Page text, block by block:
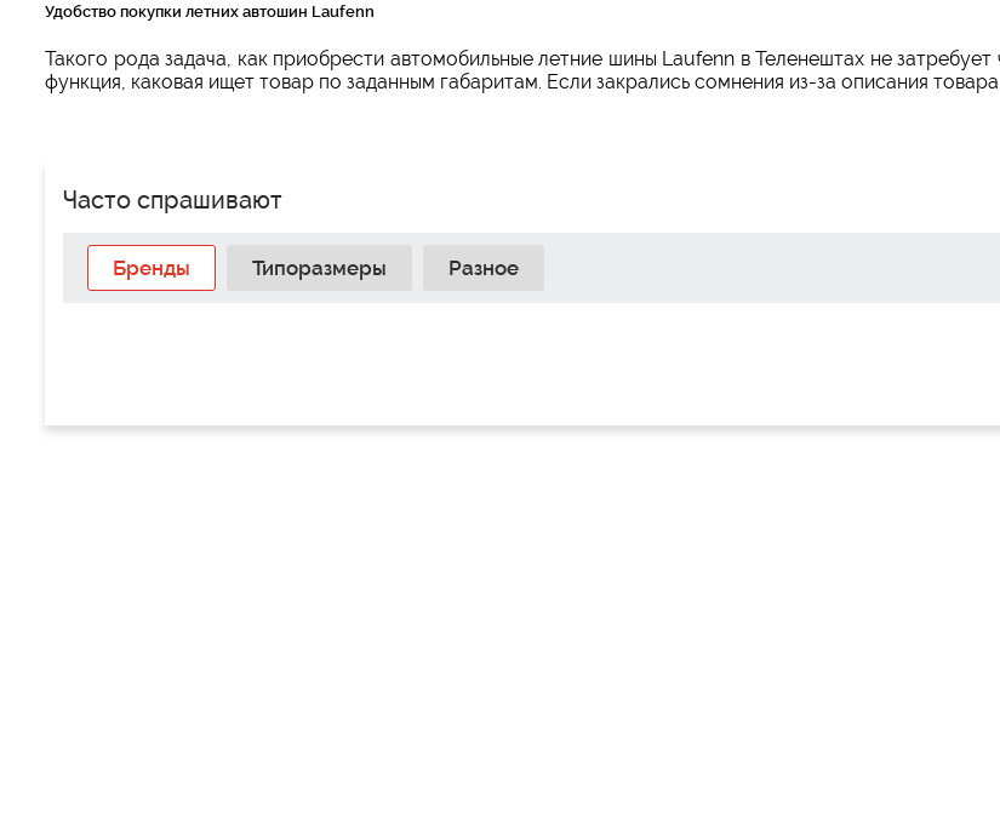
Удобство покупки летних автошин Laufenn
Такого рода задача, как приобрести автомобильные летние шины Laufenn в Теленештах не
функция, каковая ищет товар по заданным габаритам. Если закрались сомнения из-за описания
Часто спрашивают
Бренды Типоразмеры Разное